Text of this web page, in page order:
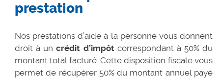
prestation
Nos prestations d’aide à la personne vous donnent
droit à un crédit d’impôtcorrespondant à 50% du
montant total facturé. Cette disposition fiscale vous
permet de récupérer 50% du montant annuel payé